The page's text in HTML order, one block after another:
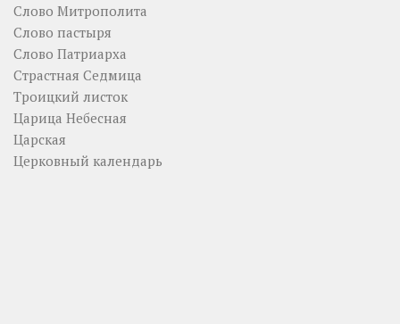
Слово Митрополита
Слово пастыря
Слово Патриарха
Страстная Седмица
Троицкий листок
Царица Небесная
Царская
Церковный календарь